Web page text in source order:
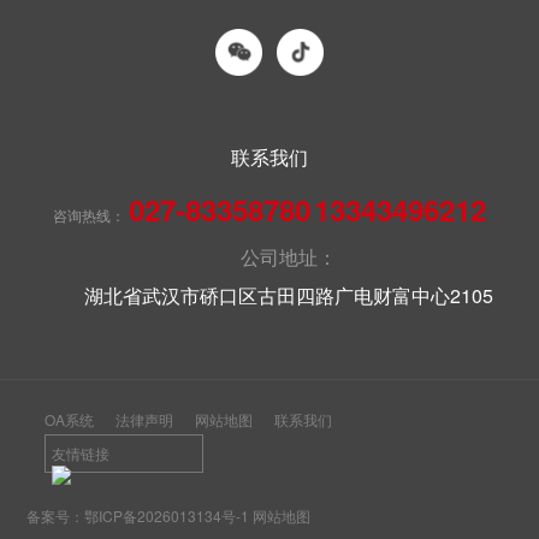
联系我们
咨询热线： 027-8335878013343496212
公司地址：
湖北省武汉市硚口区古田四路广电财富中心2105
OA系统 法律声明 网站地图
联系我们
友情链接
备案号： 鄂ICP备2026013134号-1 网站地图